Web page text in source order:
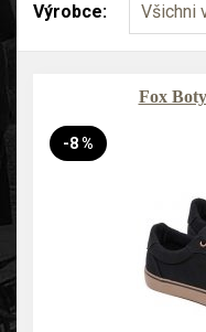
Výrobce: Všichni
Fox
-8 %